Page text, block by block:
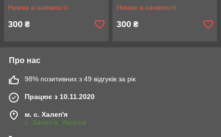
Немає в наявності
300 ₴
Немає в наявності
300 ₴
Про нас
98% позитивних з 49 відгуків за рік
Працює з 10.11.2020
м. с. Халеп'я
с. Халеп'я, Україна